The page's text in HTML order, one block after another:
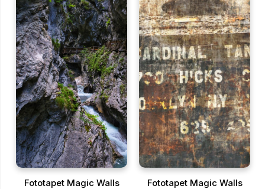
Fototapet Magic Walls Fototapet Magic Walls